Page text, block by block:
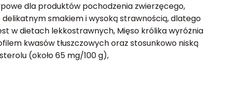
dla produktów pochodzenia zwierzęcego,
smakiem i wysoką strawnością, dlatego
w dietach lekkostrawnych, Mięso królika wyróżnia
kwasów tłuszczowych oraz stosunkowo niską
(około 65 mg/100 g),